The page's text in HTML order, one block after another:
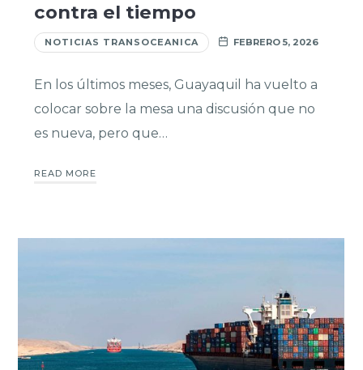
contra el tiempo
NOTICIAS TRANSOCEANICA FEBRERO 5, 2026
En los últimos meses, Guayaquil ha vuelto a
colocar sobre la mesa una discusión que no
es nueva, pero que…
READ MORE